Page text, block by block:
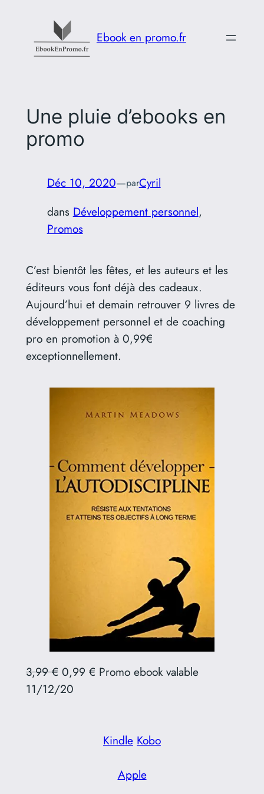
contenu
Ebook en promo.fr
Une pluie d’ebooks en
promo
Déc 10, 2020—parCyril
dans Développement personnel
Promos
C’est bientôt les fêtes, et les auteurs et les
éditeurs vous font déjà des cadeaux.
Aujourd’hui et demain retrouver 9 livres de
développement personnel et de coaching
pro en promotion à 0,99€
exceptionnellement.
3,99 €0,99 € Promo ebook valable
11/12/20
Kindle Kobo
Apple